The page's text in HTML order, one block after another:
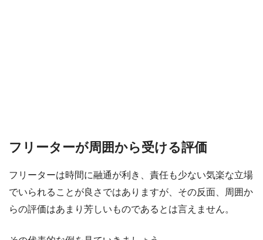
フリーターが周囲から受ける評価
フリーターは時間に融通が利き、責任も少ない気楽な立場
でいられることが良さではありますが、その反面、周囲か
らの評価はあまり芳しいものであるとは言えません。